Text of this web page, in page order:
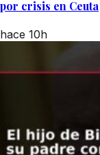
por crisis en Ceuta
hace 10h